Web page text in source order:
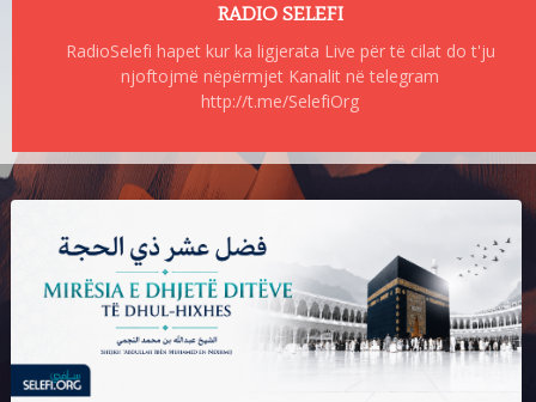
RADIO SELEFI
RadioSelefi hapet kur ka ligjerata Live për të cilat do t'ju
njoftojmë nëpërmjet Kanalit në telegram
http://t.me/SelefiOrg